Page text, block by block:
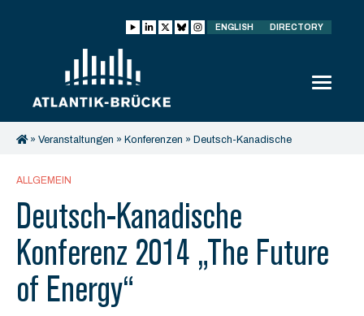
ENGLISH DIRECTORY
» Veranstaltungen » Konferenzen » Deutsch-Kanadische
Future of Energy”
ALLGEMEIN
Deutsch-Kanadische
Konferenz 2014 „The Future
of Energy“